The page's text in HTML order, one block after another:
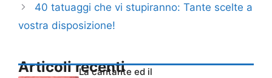
40 tatuaggi che vi stupiranno: Tante scelte a
vostra disposizione!
Articoli recenti
La cantante ed il